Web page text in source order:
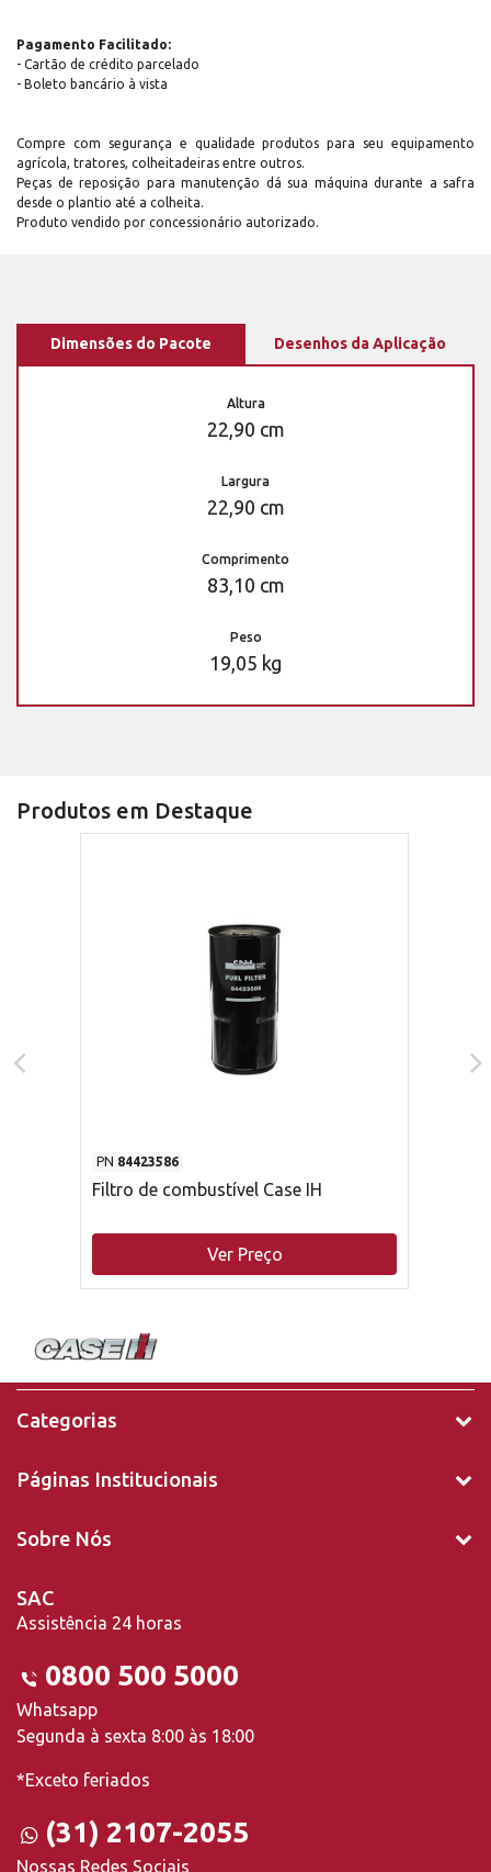
Pagamento Facilitado:
- Cartão de crédito parcelado
- Boleto bancário à vista
Compre com segurança e qualidade produtos para seu equipamento
agrícola, tratores, colheitadeiras entre outros.
Peças de reposição para manutenção dá sua máquina durante a safra
desde o plantio até a colheita.
Produto vendido por concessionário autorizado.
Dimensões do Pacote Desenhos da Aplicação
Altura
22,90 cm
Largura
22,90 cm
Comprimento
83,10 cm
Peso
19,05 kg
Produtos em Destaque
PN 84423586
Filtro de combustível Case IH
Ver Preço
Categorias
Páginas Institucionais
Sobre Nós
SAC
Assistência 24 horas
0800 500 5000
Whatsapp
Segunda à sexta 8:00 às 18:00
*Exceto feriados
(31) 2107-2055
Nossas Redes Sociais